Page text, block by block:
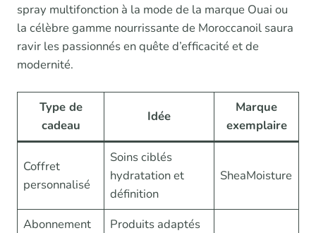
spray multifonction à la mode de la marque Ouai ou
la célèbre gamme nourrissante de Moroccanoil saura
ravir les passionnés en quête d’efficacité et de
modernité.
Type de
cadeau
Idée
Marque
exemplaire
Coffret
personnalisé
Soins ciblés
hydratation et
définition
SheaMoisture
Abonnement
Produits adaptés